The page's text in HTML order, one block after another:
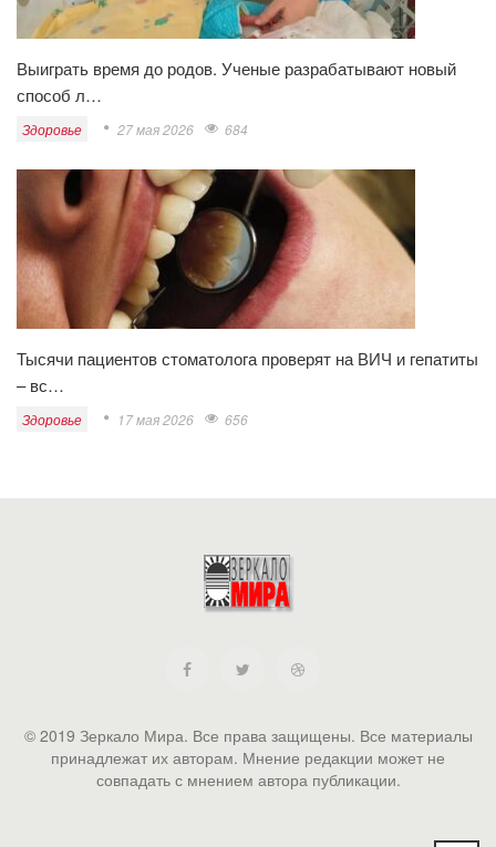
Выиграть время до родов. Ученые разрабатывают новый
способ л…
Здоровье 27 мая 2026 684
Тысячи пациентов стоматолога проверят на ВИЧ и гепатиты
– вс…
Здоровье 17 мая 2026 656
© 2019 Зеркало Мира. Все права защищены. Все материалы
принадлежат их авторам. Мнение редакции может не
совпадать с мнением автора публикации.